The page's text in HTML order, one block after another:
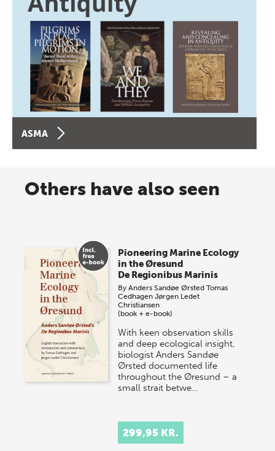
ASMA
Others have also seen
Pioneering Marine Ecology
in the Øresund
De Regionibus Marinis
ByAnders Sandøe Ørsted Tomas
Cedhagen Jørgen Ledet
Christiansen
(book + e-book)
With keen observation skills
and deep ecological insight,
biologist Anders Sandøe
Ørsted documented life
throughout the Øresund – a
small strait betwe…
299,95 KR.